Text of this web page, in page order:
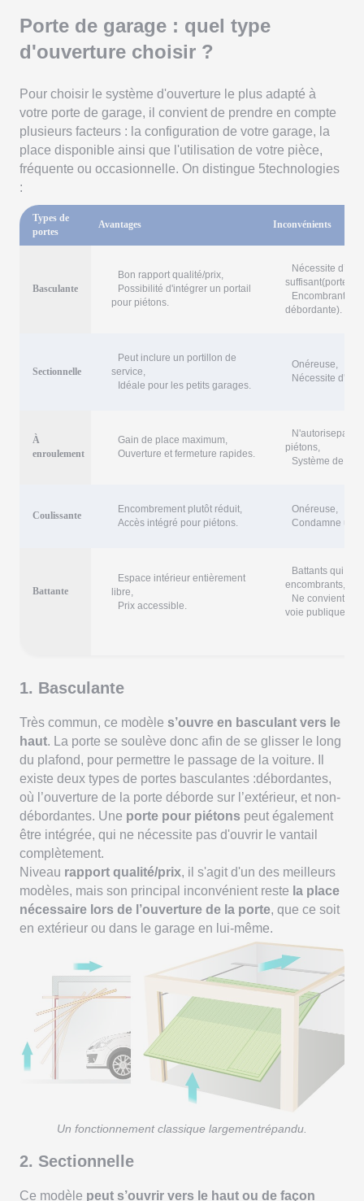
Porte de garage : quel type
d'ouverture choisir ?
Pour choisir le système d'ouverture le plus adapté à
votre porte de garage, il convient de prendre en compte
plusieurs facteurs : la configuration de votre garage, la
place disponible ainsi que l'utilisation de votre pièce,
fréquente ou occasionnelle. On distingue 5technologies
:
Types de
portes
Avantages Inconvénients
Basculante
Bon rapport qualité/prix,
Possibilité d'intégrer un portail
pour piétons.
Nécessite
suffisant(porte
Encombrante
débordante).
Sectionnelle
Peut inclure un portillon de
service,
Idéale pour les petits garages.
Onéreuse,
Nécessite
À
enroulement
Gain de place maximum,
Ouverture et fermeture rapides.
N'autorisepas
piétons,
Système de
Coulissante
Encombrement plutôt réduit,
Accès intégré pour piétons.
Onéreuse,
Condamne une
Battante
Espace intérieur entièrement
libre,
Prix accessible.
Battants qui
encombrants,
Ne convient
voie publique.
1. Basculante
Très commun, ce modèle s’ouvre en basculant vers le
haut. La porte se soulève donc afin de se glisser le long
du plafond, pour permettre le passage de la voiture. Il
existe deux types de portes basculantes :débordantes,
où l’ouverture de la porte déborde sur l’extérieur, et non-
débordantes. Une porte pour piétons peut également
être intégrée, qui ne nécessite pas d'ouvrir le vantail
complètement.
Niveau rapport qualité/prix, il s'agit d'un des meilleurs
modèles, mais son principal inconvénient reste la place
nécessaire lors de l’ouverture de la porte, que ce soit
en extérieur ou dans le garage en lui-même.
Un fonctionnement classique largementrépandu.
2. Sectionnelle
Ce modèle peut s’ouvrir vers le haut ou de façon